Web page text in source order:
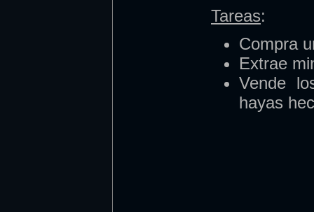
Tareas:
Compra
Extrae
Vende
hayas